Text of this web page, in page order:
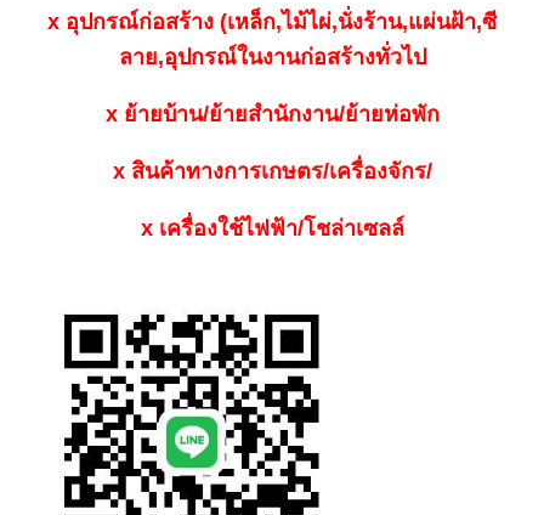
x อุปกรณ์ก่อสร้าง (เหล็ก,ไม้ไผ่,นั่งร้าน,แผ่นฝ้า,ซี
ลาย,อุปกรณ์ในงานก่อสร้างทั่วไป
x ย้ายบ้าน/ย้ายสำนักงาน/ย้ายห่อพัก
x สินค้าทางการเกษตร/เครื่องจักร/
x เครื่องใช้ไฟฟ้า/โชล่าเซลล์